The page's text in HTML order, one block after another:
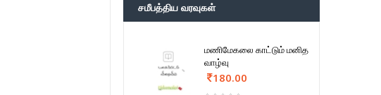
சமீபத்திய வரவுகள்
மணிமேகலை காட்டும் மனித
வாழ்வு
180.00